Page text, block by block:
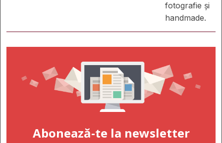
fotografie și
handmade.
Abonează-te la newsletter